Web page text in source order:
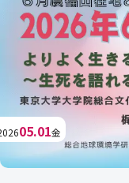
05.01金